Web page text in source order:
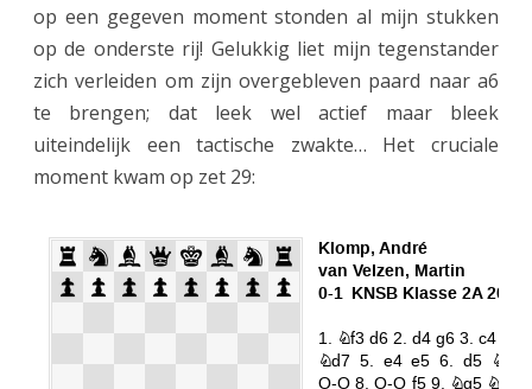
V
op een gegeven moment stonden al mijn stukken
op de onderste rij! Gelukkig liet mijn tegenstander
zich verleiden om zijn overgebleven paard naar a6
te brengen; dat leek wel actief maar bleek
uiteindelijk een tactische zwakte… Het cruciale
moment kwam op zet 29: